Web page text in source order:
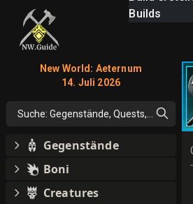
Builds
New World: Aeternum
14. Juli 2026
Suche: Gegenstände, Quests, alles
Gegenstände
Boni
Creatures